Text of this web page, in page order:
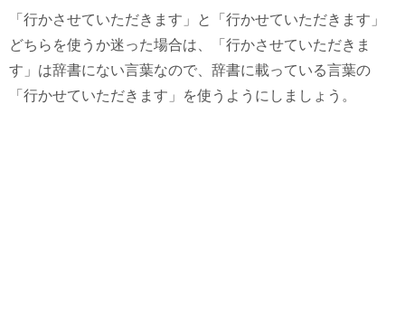
「行かさせていただきます」と「行かせていただきます」
どちらを使うか迷った場合は、「行かさせていただきま
す」は辞書にない言葉なので、辞書に載っている言葉の
「行かせていただきます」を使うようにしましょう。